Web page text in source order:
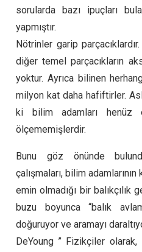
sorularda bazı ipuçları
yapmıştır.
Nötrinler garip
diğer temel parçacıkların
yoktur. Ayrıca bilinen
milyon kat daha hafiftirler.
ki bilim adamları henüz
ölçememişlerdir.
Bunu göz önünde
çalışmaları, bilim
emin olmadığı bir balıkçılık
buzu boyunca “balık
doğuruyor ve aramayı
DeYoung ” Fizikçiler